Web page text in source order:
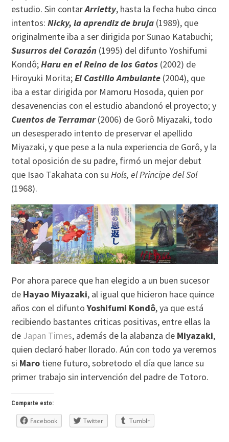
estudio. Sin contarArrietty, hasta la fecha hubo cinco
intentos:Nicky, la aprendiz de bruja (1989), que
originalmente iba a ser dirigida por Sunao Katabuchi;
Susurros del Corazón (1995) del difunto Yoshifumi
Kondô;Haru en el Reino de los Gatos (2002) de
Hiroyuki Morita;El Castillo Ambulante (2004), que
iba a estar dirigida por Mamoru Hosoda, quien por
desavenencias con el estudio abandonó el proyecto; y
Cuentos de Terramar(2006) de Gorô Miyazaki, todo
un desesperado intento de preservar el apellido
Miyazaki, y que pese a la nula experiencia de Gorô, y la
total oposición de su padre, firmó un mejor debut
que Isao Takahata con suHols, el Principe del Sol
(1968).
Por ahora parece que han elegido a un buen sucesor
de Hayao Miyazaki, al igual que hicieron hace quince
años con el difuntoYoshifumi Kondô, ya que está
recibiendo bastantes criticas positivas, entre ellas la
de Japan Times, además de la alabanza de Miyazaki,
quien declaró haber llorado. Aún con todo ya veremos
si Maro tiene futuro, sobretodo el día que lance su
primer trabajo sin intervención del padre de Totoro.
Comparte esto:
Facebook Twitter Tumblr